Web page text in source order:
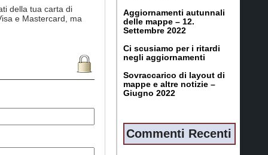
della tua carta di
e Mastercard, ma
Aggiornamenti autunnali
delle mappe – 12.
Settembre 2022
Ci scusiamo per i ritardi
negli aggiornamenti
Sovraccarico di layout di
mappe e altre notizie –
Giugno 2022
Commenti Recenti